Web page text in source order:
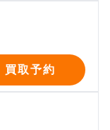
買取予約